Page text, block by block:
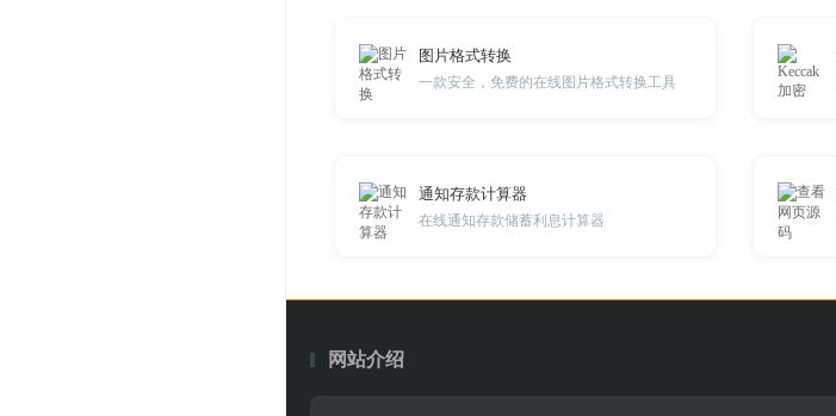
图片格式转换
一款安全，免费的在线图片格式转换工具
通知存款计算器
在线通知存款储蓄利息计算器
网站介绍